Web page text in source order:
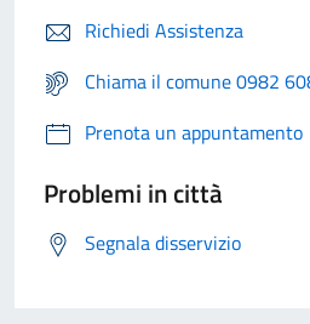
Richiedi Assistenza
Chiama il comune 0982
Prenota un appuntamento
Problemi in città
Segnala disservizio